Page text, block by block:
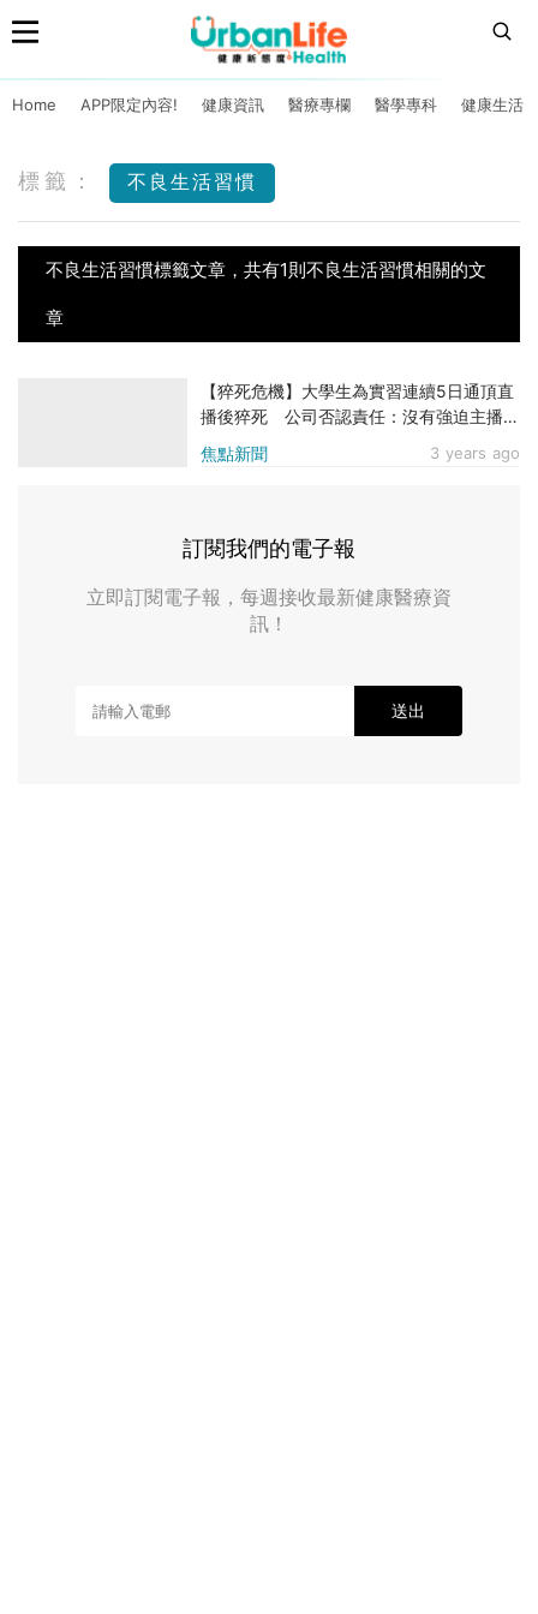
Home APP限定內容! 健康資訊 醫療專欄 醫學專科 健康生活
標籤： 不良生活習慣
不良生活習慣標籤文章，共有1則不良生活習慣相關的文
章
焦點新聞 3 years ago
【猝死危機】大學生為實習連續5日通頂直
播後猝死 公司否認責任：沒有強迫主播捱
夜
訂閱我們的電子報
立即訂閱電子報，每週接收最新健康醫療資
訊！
送出